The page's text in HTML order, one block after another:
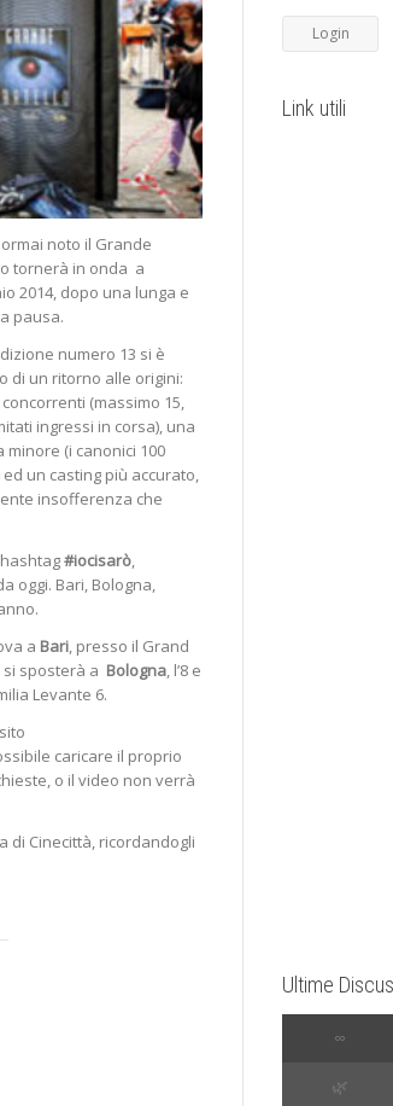
noto il Grande
tornerà in onda a
2014, dopo una lunga e
pausa.
numero 13 si è
di un ritorno alle origini:
(massimo 15,
ingressi in corsa), una
minore (i canonici 100
ed un casting più accurato,
insofferenza che
#iocisarò,
oggi. Bari, Bologna,
a Bari, presso il Grand
si sposterà a Bologna, l’8 e
Levante 6.
caricare il proprio
o il video non verrà
di Cinecittà, ricordandogli
Link utili
Ultime
∞
🌿